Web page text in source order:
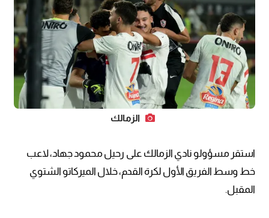
الزمالك
استقر مسؤولو نادي الزمالك على رحيل محمود جهاد، لاعب
خط وسط الفريق الأول لكرة القدم، خلال الميركاتو الشتوي
المقبل.